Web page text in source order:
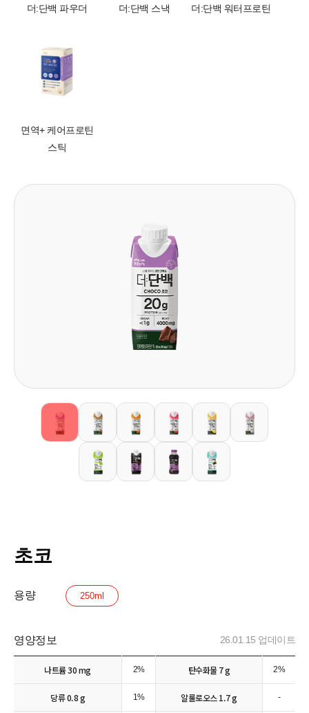
더:단백 파우더 더:단백 스낵 더:단백 워터프로틴
면역+ 케어프로틴
스틱
초코
용량 250ml
영양정보 26.01.15 업데이트
나트륨 30 mg 2% 탄수화물 7 g 2%
당류 0.8 g 1% 알룰로오스 1.7 g -